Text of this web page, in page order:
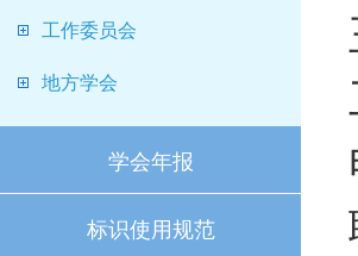
工作委员会
地方学会
学会年报
标识使用规范